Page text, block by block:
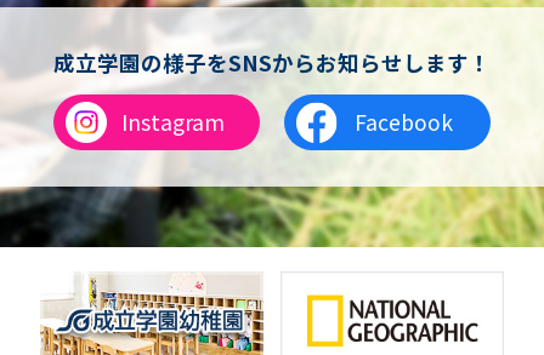
成立学園の様子をSNSからお知らせします！
Instagram
Facebook